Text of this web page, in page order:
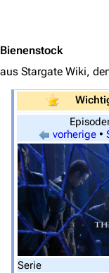
Von A
Bienenstock
aus Stargate Wiki,
vorherige •
Serie